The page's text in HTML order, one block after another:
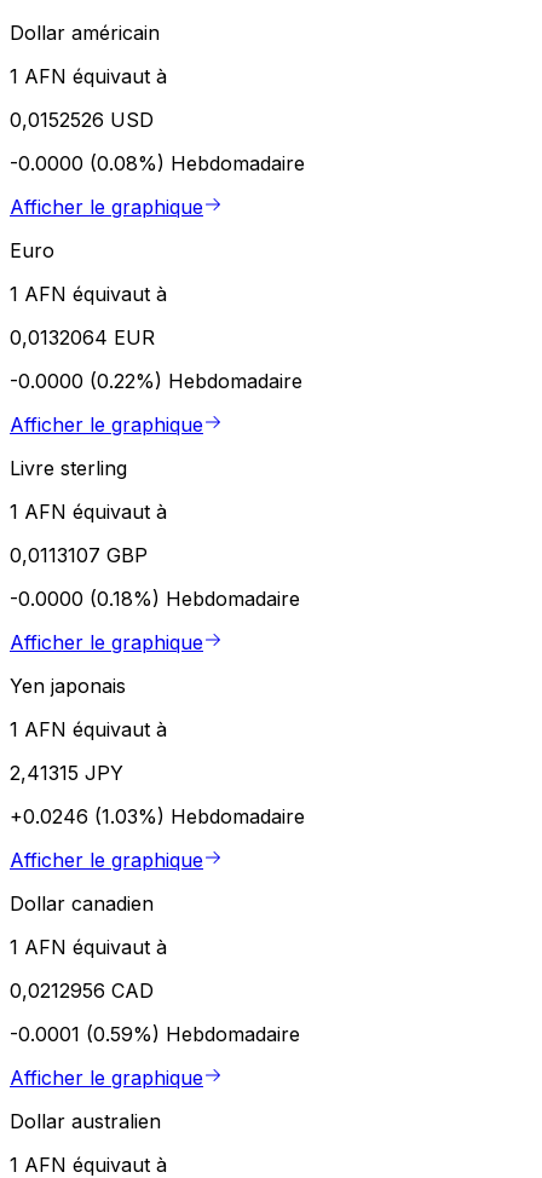
Dollar américain
1 AFN équivaut à
0,0152526 USD
-0.0000 (0.08%) Hebdomadaire
Afficher le graphique
Euro
1 AFN équivaut à
0,0132064 EUR
-0.0000 (0.22%) Hebdomadaire
Afficher le graphique
Livre sterling
1 AFN équivaut à
0,0113107 GBP
-0.0000 (0.18%) Hebdomadaire
Afficher le graphique
Yen japonais
1 AFN équivaut à
2,41315 JPY
+0.0246 (1.03%) Hebdomadaire
Afficher le graphique
Dollar canadien
1 AFN équivaut à
0,0212956 CAD
-0.0001 (0.59%) Hebdomadaire
Afficher le graphique
Dollar australien
1 AFN équivaut à